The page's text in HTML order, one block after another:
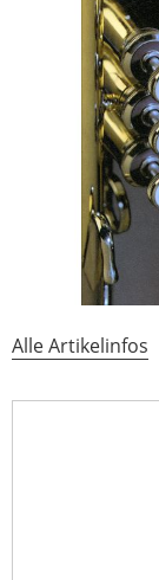
Alle Artikelinfos